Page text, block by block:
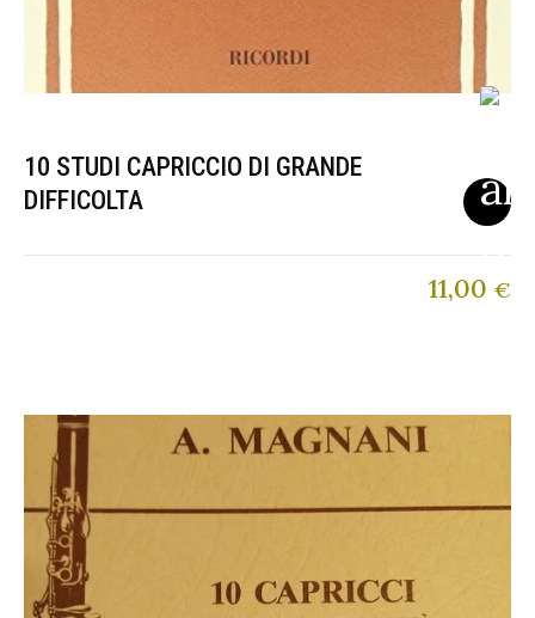
10 STUDI CAPRICCIO DI GRANDE
DIFFICOLTA
11,00 €